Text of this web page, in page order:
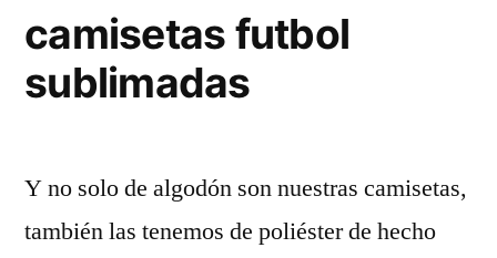
camisetas futbol
sublimadas
Y no solo de algodón son nuestras camisetas,
también las tenemos de poliéster de hecho